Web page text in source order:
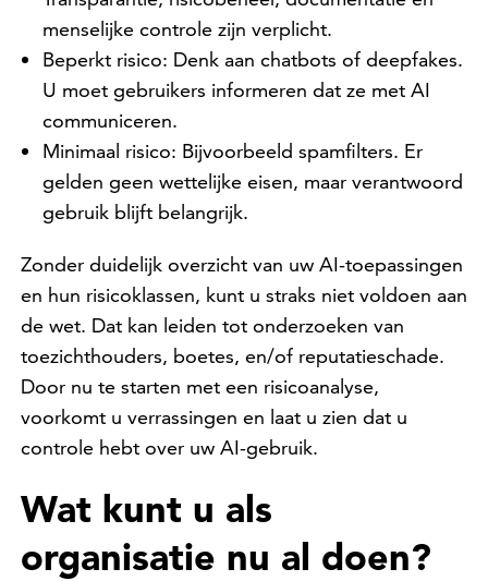
menselijke controle zijn verplicht.
Beperkt risico: Denk aan chatbots of deepfakes.
U moet gebruikers informeren dat ze met AI
communiceren.
Minimaal risico: Bijvoorbeeld spamfilters. Er
gelden geen wettelijke eisen, maar verantwoord
gebruik blijft belangrijk.
Zonder duidelijk overzicht van uw AI-toepassingen
en hun risicoklassen, kunt u straks niet voldoen aan
de wet. Dat kan leiden tot onderzoeken van
toezichthouders, boetes, en/of reputatieschade.
Door nu te starten met een risicoanalyse,
voorkomt u verrassingen en laat u zien dat u
controle hebt over uw AI-gebruik.
Wat kunt u als
organisatie nu al doen?